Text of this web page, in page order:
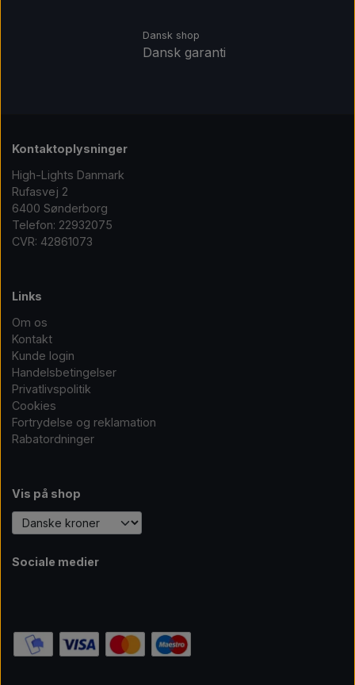
Dansk shop
Dansk garanti
Kontaktoplysninger
High-Lights Danmark
Rufasvej 2
6400 Sønderborg
Telefon: 22932075
CVR: 42861073
Links
Om os
Kontakt
Kunde login
Handelsbetingelser
Privatlivspolitik
Cookies
Fortrydelse og reklamation
Rabatordninger
Vis på shop
Sociale medier